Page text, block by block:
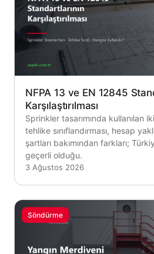
NFPA 13 ve EN 12845
Karşılaştırılması
Sprinkler tasarımında kullanılan
tehlike sınıflandırması, hesap
şartları bakımından farkları;
geçerli olduğu.
3 Ağustos 2026
Söndürme